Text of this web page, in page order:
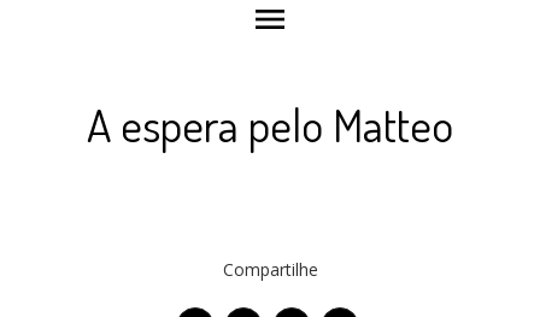
menu
A espera pelo Matteo
Compartilhe